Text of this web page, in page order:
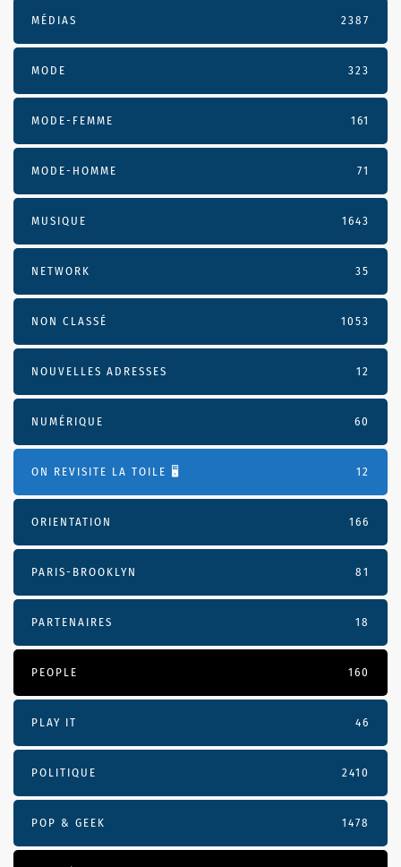
MÉDIAS 2387
MODE 323
MODE-FEMME 161
MODE-HOMME 71
MUSIQUE 1643
NETWORK 35
NON CLASSÉ 1053
NOUVELLES ADRESSES 12
NUMÉRIQUE 60
ON REVISITE LA TOILE 🖥️ 12
ORIENTATION 166
PARIS-BROOKLYN 81
PARTENAIRES 18
PEOPLE 160
PLAY IT 46
POLITIQUE 2410
POP & GEEK 1478